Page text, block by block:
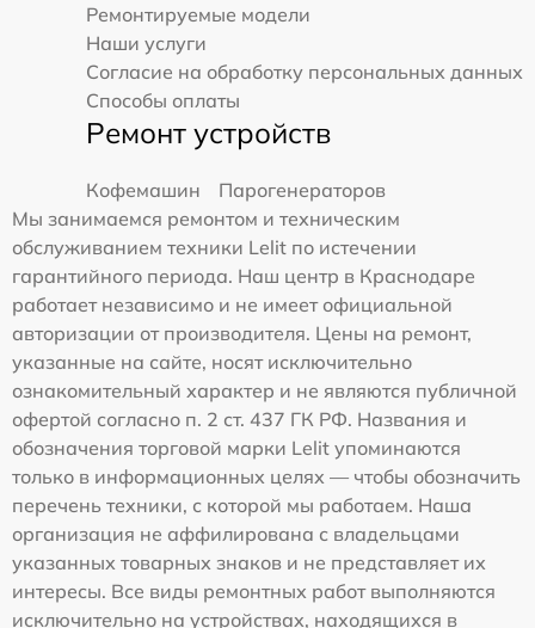
Ремонтируемые модели
Наши услуги
Согласие на обработку персональных данных
Способы оплаты
Ремонт устройств
Кофемашин
Парогенераторов
Мы занимаемся ремонтом и техническим
обслуживанием техники Lelit по истечении
гарантийного периода. Наш центр в Краснодаре
работает независимо и не имеет официальной
авторизации от производителя. Цены на ремонт,
указанные на сайте, носят исключительно
ознакомительный характер и не являются публичной
офертой согласно п. 2 ст. 437 ГК РФ. Названия и
обозначения торговой марки Lelit упоминаются
только в информационных целях — чтобы обозначить
перечень техники, с которой мы работаем. Наша
организация не аффилирована с владельцами
указанных товарных знаков и не представляет их
интересы. Все виды ремонтных работ выполняются
исключительно на устройствах, находящихся в